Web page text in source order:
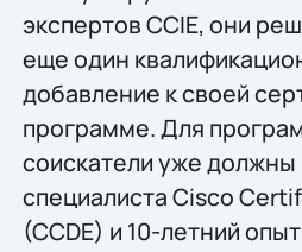
экспертов CCIE, они
еще один
добавление к своей
программе. Для
соискатели уже
специалиста Cisco
(CCDE) и 10-летний